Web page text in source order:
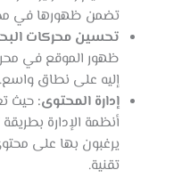
تضمن ظهورها في
تحسين محركات
ظهور الموقع في
إليه على نطاق واسع.
إدارة المحتوى:حيث
أنظمة الإدارة
يرغبون بها على
تقنية.